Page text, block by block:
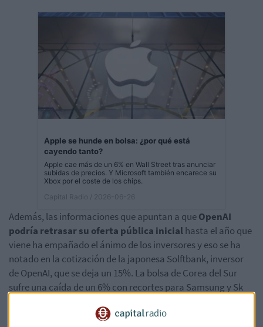
Apple se hunde en bolsa: ¿por qué está
cayendo tanto?
Apple cae más de un 6% en Wall Street tras anunciar
subidas de precios. Y Microsoft también encarece su
Xbox por el coste de los chips.
Capital Radio
/ 2026-06-26
Además, las informaciones que apuntan a queOpenAI
podría retrasar su oferta pública inicialhasta el año que
viene ha empañado el ánimo de los inversores y eso se ha
notado en la cotización de la japonesa Solftbank, inversor
de OpenAI, que se deja un 15%. La bolsa de Corea del Sur
sufre una caída de un 6% con recortes para Samsung y Sk
inversiones multimillonarias el próximo lunes.